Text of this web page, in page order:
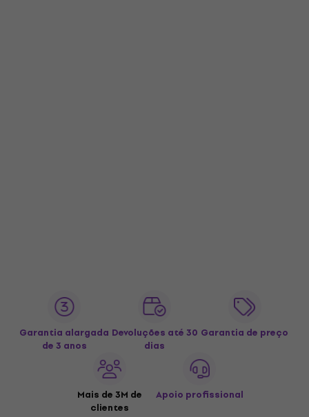
Garantia alargada
de 3 anos
Devoluções até 30
dias
Garantia de preço
Mais de 3M de
clientes
Apoio profissional